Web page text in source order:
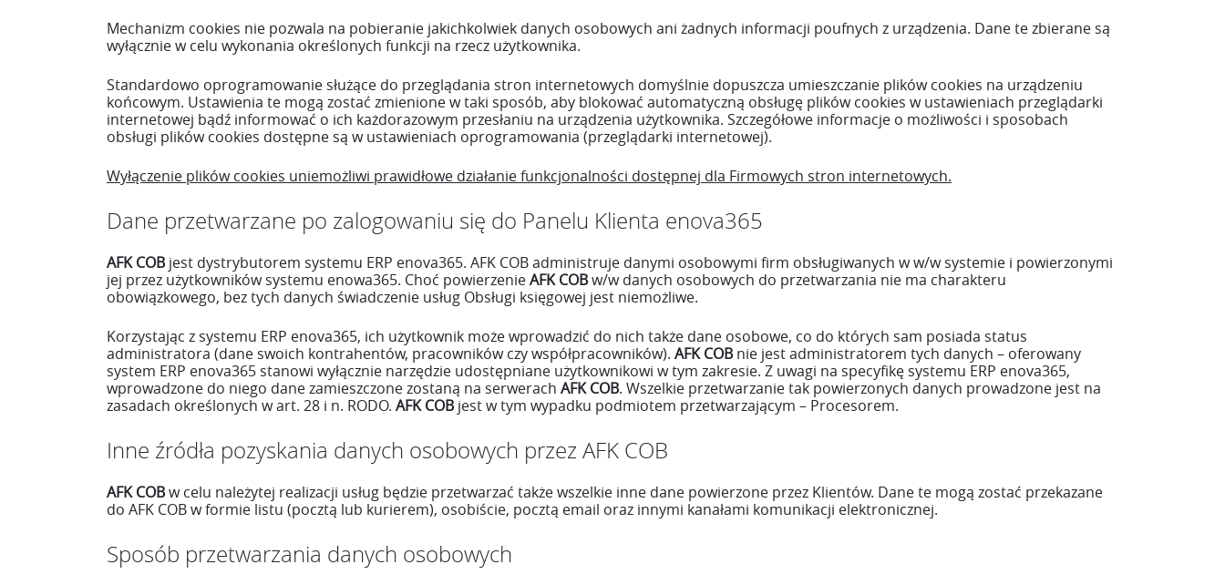
Mechanizm cookies nie pozwala na pobieranie jakichkolwiek danych osobowych ani żadnych informacji poufnych z urządzenia. Dane te zbierane są
wyłącznie w celu wykonania określonych funkcji na rzecz użytkownika.
Standardowo oprogramowanie służące do przeglądania stron internetowych domyślnie dopuszcza umieszczanie plików cookies na urządzeniu
końcowym. Ustawienia te mogą zostać zmienione w taki sposób, aby blokować automatyczną obsługę plików cookies w ustawieniach przeglądarki
internetowej bądź informować o ich każdorazowym przesłaniu na urządzenia użytkownika. Szczegółowe informacje o możliwości i sposobach
obsługi plików cookies dostępne są w ustawieniach oprogramowania (przeglądarki internetowej).
Wyłączenie plików cookies uniemożliwi prawidłowe działanie funkcjonalności dostępnej dla Firmowych stron internetowych.
Dane przetwarzane po zalogowaniu się do Panelu Klienta enova365
AFK COBjest dystrybutorem systemu ERP enova365. AFK COB administruje danymi osobowymi firm obsługiwanych w w/w systemie i powierzonymi
jej przez użytkowników systemu enowa365. Choć powierzenieAFK COBw/w danych osobowych do przetwarzania nie ma charakteru
obowiązkowego, bez tych danych świadczenie usług Obsługi księgowej jest niemożliwe.
Korzystając z systemu ERP enova365, ich użytkownik może wprowadzić do nich także dane osobowe, co do których sam posiada status
administratora (dane swoich kontrahentów, pracowników czy współpracowników). AFK COBnie jest administratorem tych danych – oferowany
system ERP enova365 stanowi wyłącznie narzędzie udostępniane użytkownikowi w tym zakresie. Z uwagi na specyfikę systemu ERP enova365,
wprowadzone do niego dane zamieszczone zostaną na serwerach AFK COB. Wszelkie przetwarzanie tak powierzonych danych prowadzone jest na
zasadach określonych w art. 28 i n. RODO. AFK COBjest w tym wypadku podmiotem przetwarzającym – Procesorem.
Inne źródła pozyskania danych osobowych przez AFK COB
AFK COBw celu należytej realizacji usług będzie przetwarzać także wszelkie inne dane powierzone przez Klientów. Dane te mogą zostać przekazane
do AFK COB w formie listu (pocztą lub kurierem), osobiście, pocztą email oraz innymi kanałami komunikacji elektronicznej.
Sposób przetwarzania danych osobowych